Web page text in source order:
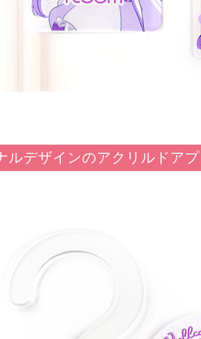
ルデザインのアクリルドアプ